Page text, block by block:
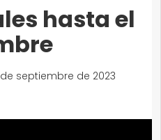
hasta el
septiembre de 2023